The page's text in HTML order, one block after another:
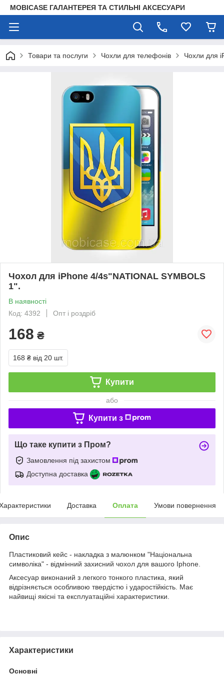
MOBICASE ГАЛАНТЕРЕЯ ТА СТИЛЬНІ АКСЕСУАРИ
Товари та послуги Чохли для телефонів Чохли для
Чохол для iPhone 4/4s"NATIONAL SYMBOLS
1".
В наявності
Код: 4392
Опт і роздріб
168 ₴
168 ₴ від 20 шт.
Купити
або
Купити з
Що таке купити з Пром?
Замовлення під захистом
Доступна доставка
Доставка Оплата Умови повернення
Опис
Пластиковий кейс - накладка з малюнком "Національна
символіка" - відмінний захисний чохол для вашого Iphone.
Аксесуар виконаний з легкого тонкого пластика, який
відрізняється особливою твердістю і ударостійкість. Має
найвищі якісні та експлуатаційні характеристики.
Характеристики
Основні